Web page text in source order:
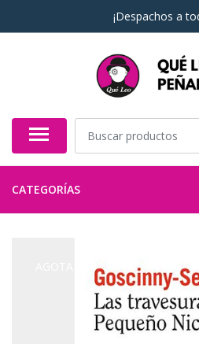
¡Despachos a
CATEGORÍAS